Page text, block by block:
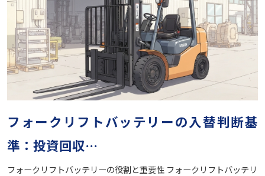
フォークリフトバッテリーの入替判断基
準：投資回収…
フォークリフトバッテリーの役割と重要性 フォークリフトバッテリ